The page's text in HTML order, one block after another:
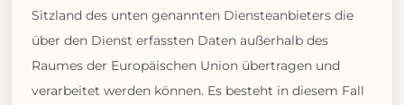
Sitzland des unten genannten Diensteanbieters die
über den Dienst erfassten Daten außerhalb des
Raumes der Europäischen Union übertragen und
verarbeitet werden können. Es besteht in diesem Fall